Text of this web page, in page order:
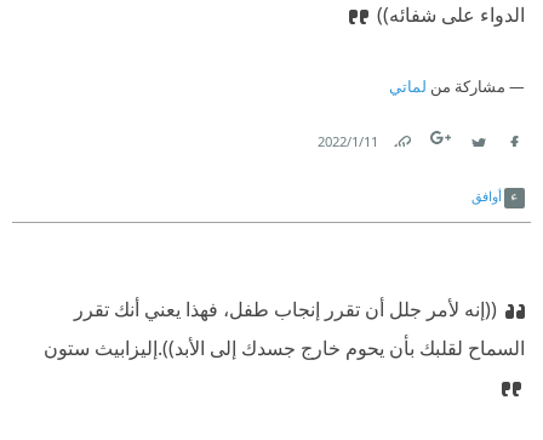
الدواء على شفائه))
مشاركة من لماتي
11‏/1‏/2022
أوافق
((إنه لأمر جلل أن تقرر إنجاب طفل، فهذا يعني أنك تقرر
السماح لقلبك بأن يحوم خارج جسدك إلى الأبد)).⁠‫إليزابيث ستون